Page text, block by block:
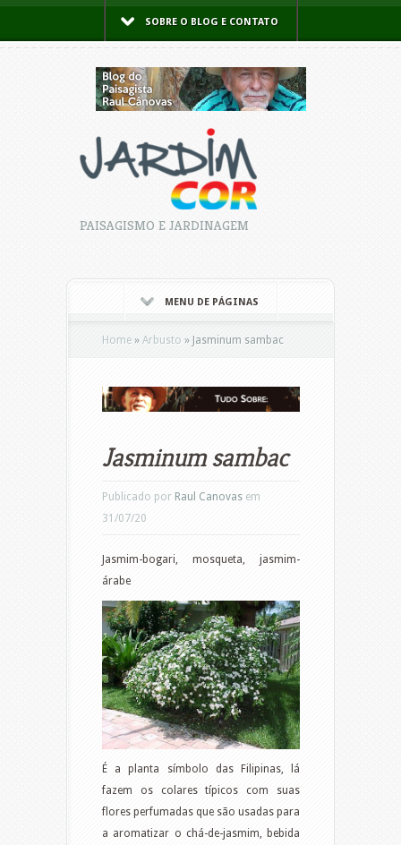
SOBRE O BLOG E CONTATO
PAISAGISMO E JARDINAGEM
MENU DE PÁGINAS
Home » Arbusto » Jasminum sambac
Jasminum sambac
Publicado por Raul Canovas em
31/07/20
Jasmim-bogari, mosqueta, jasmim-
árabe
É a planta símbolo das Filipinas, lá
fazem os colares típicos com suas
flores perfumadas que são usadas para
a aromatizar o chá-de-jasmim, bebida